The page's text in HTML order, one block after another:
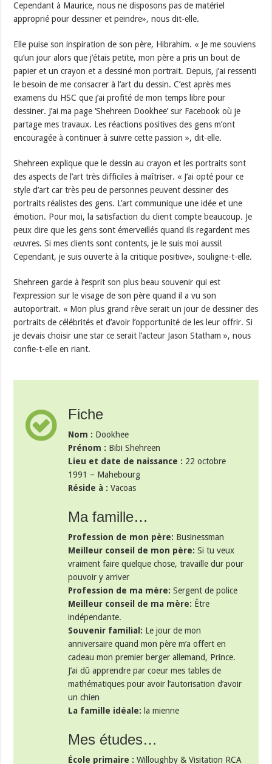
Cependant à Maurice, nous ne disposons pas de matériel
approprié pour dessiner et peindre», nous dit-elle.
Elle puise son inspiration de son père, Hibrahim. « Je me souviens
qu’un jour alors que j’étais petite, mon père a pris un bout de
papier et un crayon et a dessiné mon portrait. Depuis, j’ai ressenti
le besoin de me consacrer à l’art du dessin. C’est après mes
examens du HSC que j’ai profité de mon temps libre pour
dessiner. J’ai ma page ‘Shehreen Dookhee’ sur Facebook où je
partage mes travaux. Les réactions positives des gens m’ont
encouragée à continuer à suivre cette passion », dit-elle.
Shehreen explique que le dessin au crayon et les portraits sont
des aspects de l’art très difficiles à maîtriser. « J’ai opté pour ce
style d’art car très peu de personnes peuvent dessiner des
portraits réalistes des gens. L’art communique une idée et une
émotion. Pour moi, la satisfaction du client compte beaucoup. Je
peux dire que les gens sont émerveillés quand ils regardent mes
œuvres. Si mes clients sont contents, je le suis moi aussi!
Cependant, je suis ouverte à la critique positive», souligne-t-elle.
Shehreen garde à l’esprit son plus beau souvenir qui est
l’expression sur le visage de son père quand il a vu son
autoportrait. « Mon plus grand rêve serait un jour de dessiner des
portraits de célébrités et d’avoir l’opportunité de les leur offrir. Si
je devais choisir une star ce serait l’acteur Jason Statham », nous
confie-t-elle en riant.
Fiche
Nom : Dookhee
Prénom : Bibi Shehreen
Lieu et date de naissance : 22 octobre
1991 – Mahebourg
Réside à : Vacoas
Ma famille…
Profession de mon père: Businessman
Meilleur conseil de mon père: Si tu veux
vraiment faire quelque chose, travaille dur pour
pouvoir y arriver
Profession de ma mère: Sergent de police
Meilleur conseil de ma mère: Être
indépendante.
Souvenir familial: Le jour de mon
anniversaire quand mon père m’a offert en
cadeau mon premier berger allemand, Prince.
J’ai dû apprendre par coeur mes tables de
mathématiques pour avoir l’autorisation d’avoir
un chien
La famille idéale: la mienne
Mes études…
École primaire : Willoughby & Visitation RCA